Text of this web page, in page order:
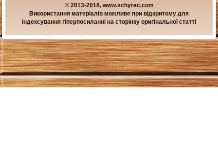
© 2013-2018, www.schyrec.com
Використання матеріалів можливе при відкритому для
індексування гіперпосиланні на сторінку оригінальної статті